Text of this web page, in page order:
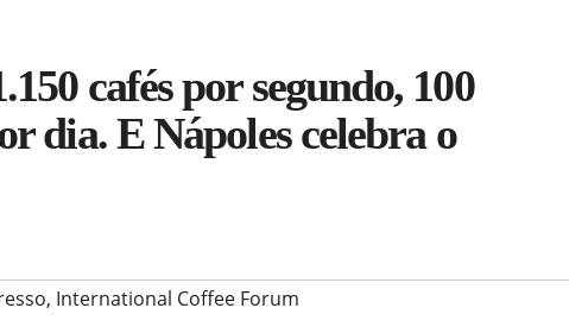
cafés por segundo, 100
dia. E Nápoles celebra o
, International Coffee Forum